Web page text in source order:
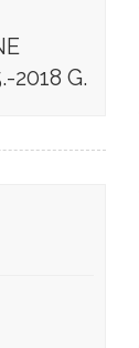
2018 G.